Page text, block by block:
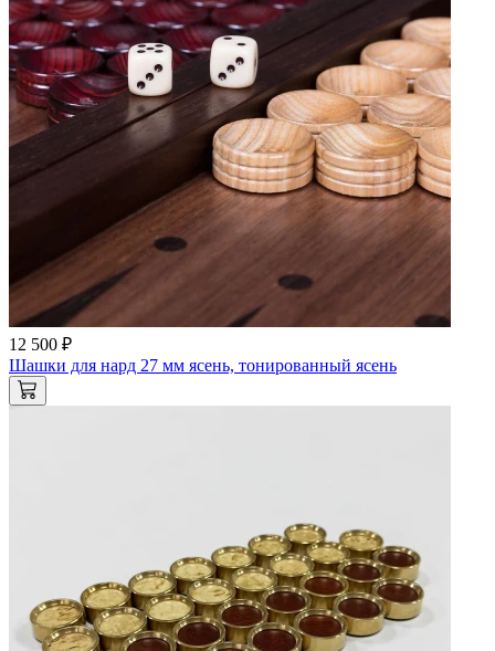
12 500 ₽
Шашки для нард 27 мм ясень, тонированный ясень